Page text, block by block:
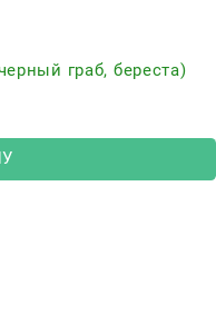
граб, береста)